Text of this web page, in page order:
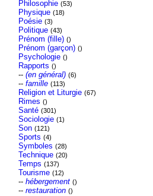
Philosophie (53)
Physique (18)
Poésie (3)
Politique (43)
Prénom (fille) ()
Prénom (garçon) ()
Psychologie ()
Rapports ()
-- (en général) (6)
-- famille (113)
Religion et Liturgie (67)
Rimes ()
Santé (301)
Sociologie (1)
Son (121)
Sports (4)
Symboles (28)
Technique (20)
Temps (137)
Tourisme (12)
-- hébergement ()
-- restauration ()